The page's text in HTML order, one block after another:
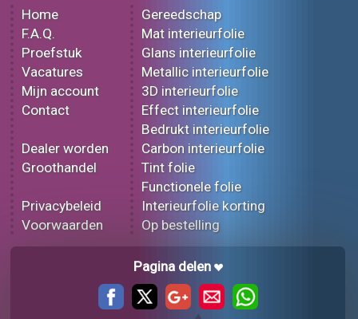
Home
F.A.Q.
Proefstuk
Vacatures
Mijn account
Contact
Dealer worden
Groothandel
Privacybeleid
Voorwaarden
Gereedschap
Mat interieurfolie
Glans interieurfolie
Metallic interieurfolie
3D interieurfolie
Effect interieurfolie
Bedrukt interieurfolie
Carbon interieurfolie
Tint folie
Functionele folie
Interieurfolie korting
Op bestelling
Pagina delen